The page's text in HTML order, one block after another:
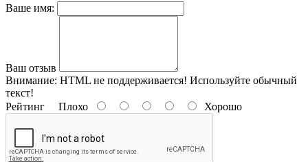
Ваше имя:
Ваш отзыв
Внимание: HTML не поддерживается! Используйте обычный
текст!
Рейтинг Плохо Хорошо